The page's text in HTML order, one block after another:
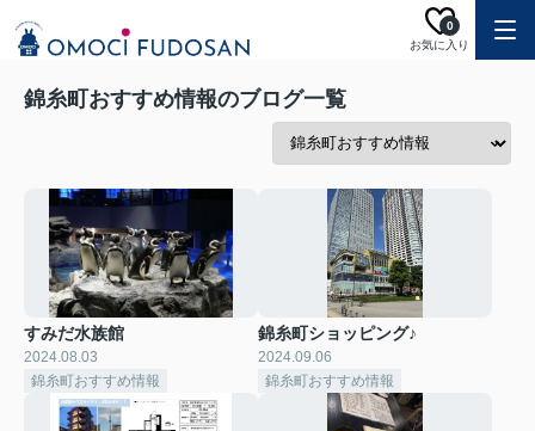
お気に入り
0
錦糸町おすすめ情報のブログ一覧
すみだ水族館
2024.08.03
錦糸町おすすめ情報
錦糸町ショッピング♪
2024.09.06
錦糸町おすすめ情報